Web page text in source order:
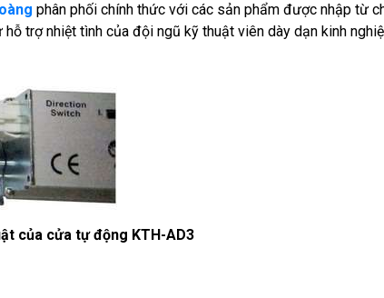
phân phối chính thức với các sản phẩm được nhập từ
trợ nhiệt tình của đội ngũ kỹ thuật viên dày dạn kinh
của cửa tự động KTH-AD3